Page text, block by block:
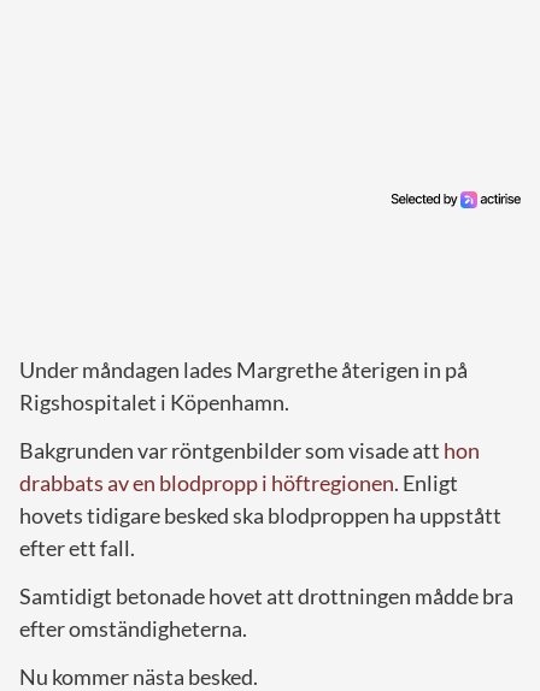
Under måndagen lades Margrethe återigen in på
Rigshospitalet i Köpenhamn.
Bakgrunden var röntgenbilder som visade att hon
drabbats av en blodpropp i höftregionen. Enligt
hovets tidigare besked ska blodproppen ha uppstått
efter ett fall.
Samtidigt betonade hovet att drottningen mådde bra
efter omständigheterna.
Nu kommer nästa besked.